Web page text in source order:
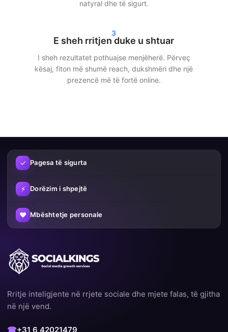
qëndrueshme.
Më shumë reach dhe besueshmëri në
rrjetet sociale
Duke përdorur në mënyrë të zgjuar shërbimet tona, mund të:
Të ndërtosh më shumë besim
Të rritesh më shpejt në rrjetet sociale
Pse klientët zgjedhin SocialKings
Ne dallojmë nga ofruesit e tjerë përmes fokusit tonë në cilësi
dhe kënaqësinë e klientit. Me mijëra porosi të suksesshme dhe
një përqindje të madhe klientësh që kthehen përsëri, ne e dimë
natyral dhe të sigurt.
3
E sheh rritjen duke u shtuar
I sheh rezultatet pothuajse menjëherë. Përveç
kësaj, fiton më shumë reach, dukshmëri dhe një
prezencë më të fortë online.
✓ Pagesa të sigurta
⚡ Dorëzim i shpejtë
♥ Mbështetje personale
Rritje inteligjente në rrjete sociale dhe mjete falas, të gjitha
në një vend.
☎+31 6 42021479